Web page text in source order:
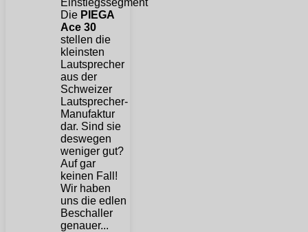
Die PIEGA
Ace 30
stellen die
kleinsten
Lautsprecher
aus der
Schweizer
Lautsprecher-
Manufaktur
dar. Sind sie
deswegen
weniger gut?
Auf gar
keinen Fall!
Wir haben
uns die edlen
Beschaller
genauer...